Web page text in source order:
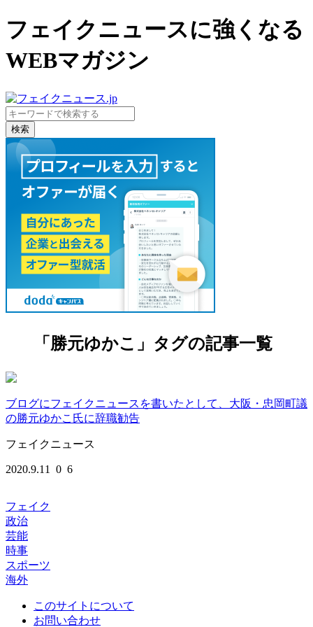
フェイクニュースに強くなる
WEBマガジン
検索
「勝元ゆかこ」タグの記事一覧
ブログにフェイクニュースを書いたとして、大阪・忠岡町議
の勝元ゆかこ氏に辞職勧告
フェイクニュース
2020.9.11 0 6
フェイク
政治
芸能
時事
スポーツ
海外
このサイトについて
お問い合わせ